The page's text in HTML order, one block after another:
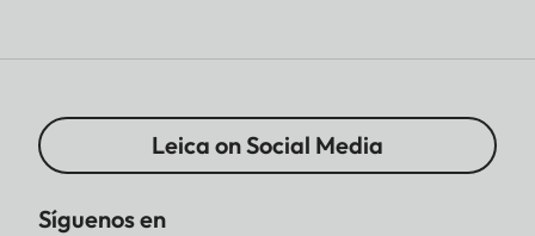
Leica on Social Media
Síguenos en